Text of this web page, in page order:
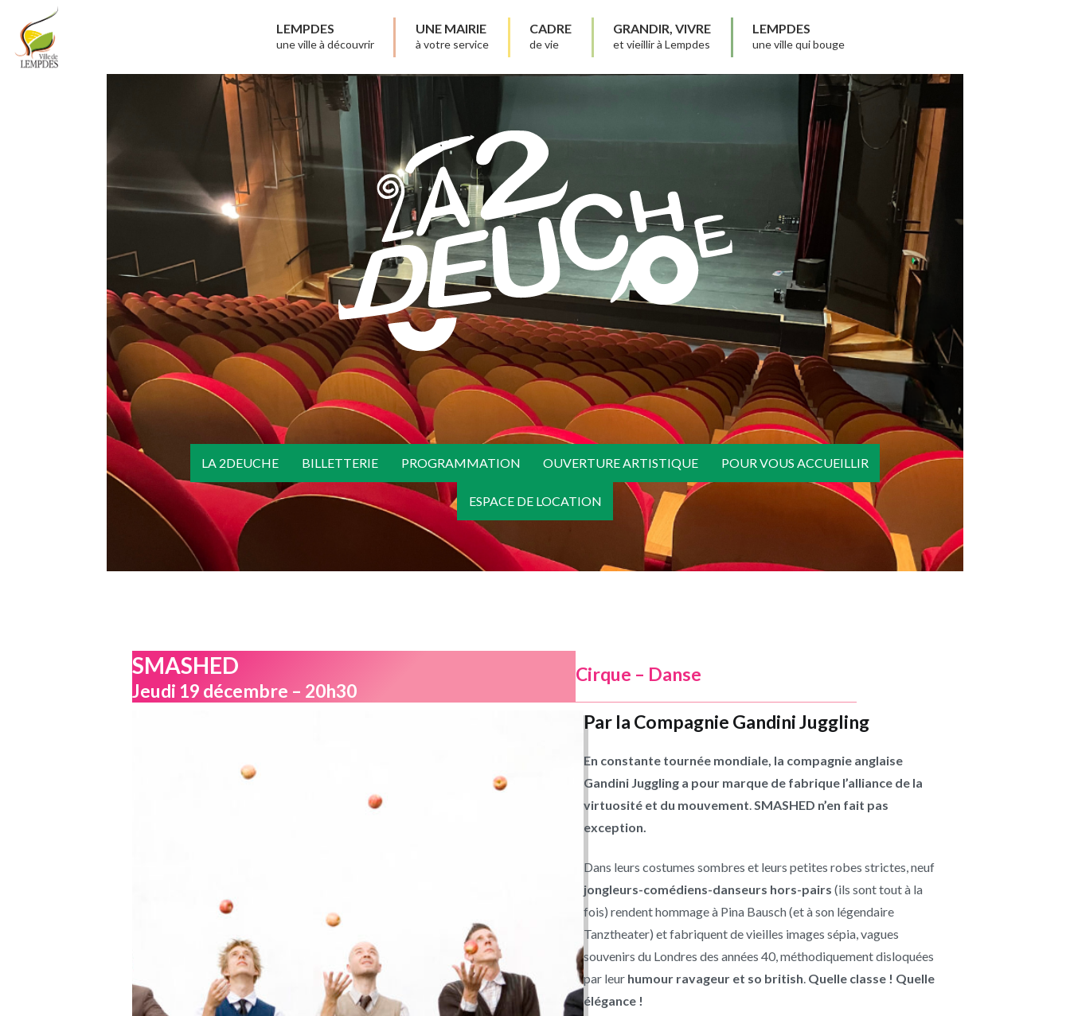
contenu
Lempdes
LEMPDES
une ville à découvrir
UNE MAIRIE
à votre service
CADRE
de vie
GRANDIR, VIVRE
et vieillir à Lempdes
LEMPDES
une ville qui bouge
LA 2DEUCHE BILLETTERIE PROGRAMMATION OUVERTURE ARTISTIQUE POUR VOUS ACCUEILLIR
ESPACE DE LOCATION
SMASHED
Jeudi 19 décembre – 20h30
Cirque – Danse
Par la Compagnie Gandini Juggling
En constante tournée mondiale, la compagnie anglaise
Gandini Juggling a pour marque de fabrique l’alliance de la
virtuosité et du mouvement.SMASHED n’en fait pas
exception.
Dans leurs costumes sombres et leurs petites robes strictes, neuf
jongleurs-comédiens-danseurs hors-pairs (ils sont tout à la
fois) rendent hommage à Pina Bausch (et à son légendaire
Tanztheater) et fabriquent de vieilles images sépia, vagues
souvenirs du Londres des années 40, méthodiquement disloquées
par leur humour ravageur et so british. Quelle classe ! Quelle
élégance !